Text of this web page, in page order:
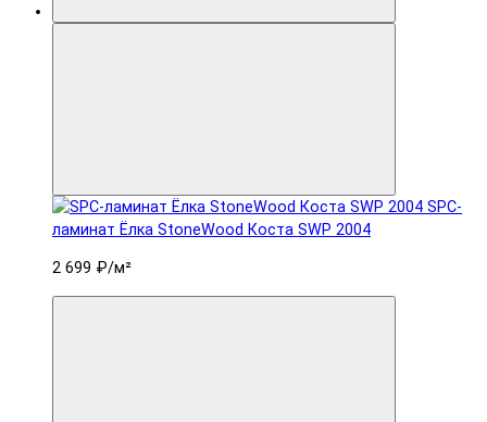
SPC-
ламинат Ëлка StoneWood Коста SWP 2004
2 699 ₽/м²